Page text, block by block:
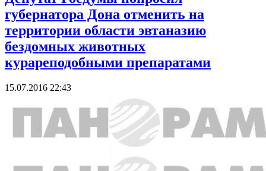
губернатора Дона отменить на
территории области эвтаназию
бездомных животных
курареподобными препаратами
15.07.2016 22:43